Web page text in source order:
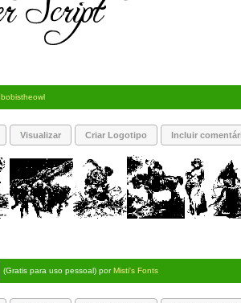
bobistheowl
Visualizar Criar Logotipo Incluir
(Gratis para uso pessoal) porMisti's Fonts